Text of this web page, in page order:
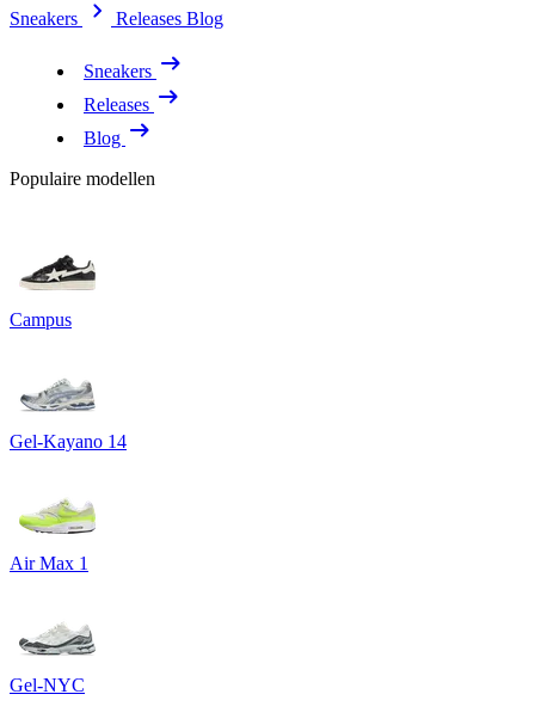
Sneakers
Releases Blog
Sneakers
Releases
Blog
Populaire modellen
Campus
Gel-Kayano 14
Air Max 1
Gel-NYC